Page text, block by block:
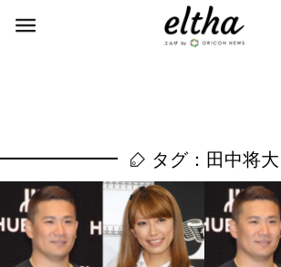
タグ：田中将大